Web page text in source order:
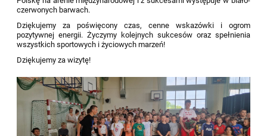
czerwonych barwach.
Dziękujemy za poświęcony czas, cenne wskazówki i ogrom
pozytywnej energii. Życzymy kolejnych sukcesów oraz spełnienia
wszystkich sportowych i życiowych marzeń!
Dziękujemy za wizytę!